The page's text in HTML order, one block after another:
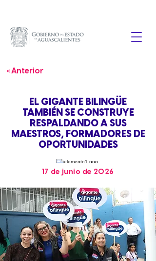
« Anterior
EL GIGANTE BILINGÜE
TAMBIÉN SE CONSTRUYE
RESPALDANDO A SUS
MAESTROS, FORMADORES DE
OPORTUNIDADES
17 de junio de 2026